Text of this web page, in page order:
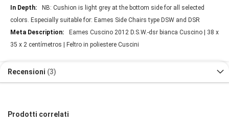
NB: Cushion is light grey at the bottom side for all selected
colors. Especially suitable for: Eames Side Chairs type DSW and DSR
Eames Cuscino 2012 D.S.W.-dsr bianca Cuscino | 38 x
35 x 2 centímetros | Feltro in poliestere Cuscini
Recensioni 3
Prodotti correlati